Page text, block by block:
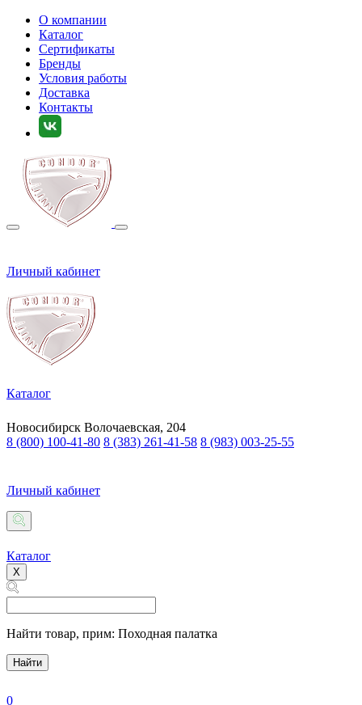
О компании
Каталог
Сертификаты
Бренды
Условия работы
Доставка
Контакты
Личный кабинет
Каталог
Новосибирск Волочаевская, 204
8 (800) 100-41-80 8 (383) 261-41-58 8 (983) 003-25-55
Личный кабинет
Каталог
X
Найти товар, прим: Походная палатка
Найти
0